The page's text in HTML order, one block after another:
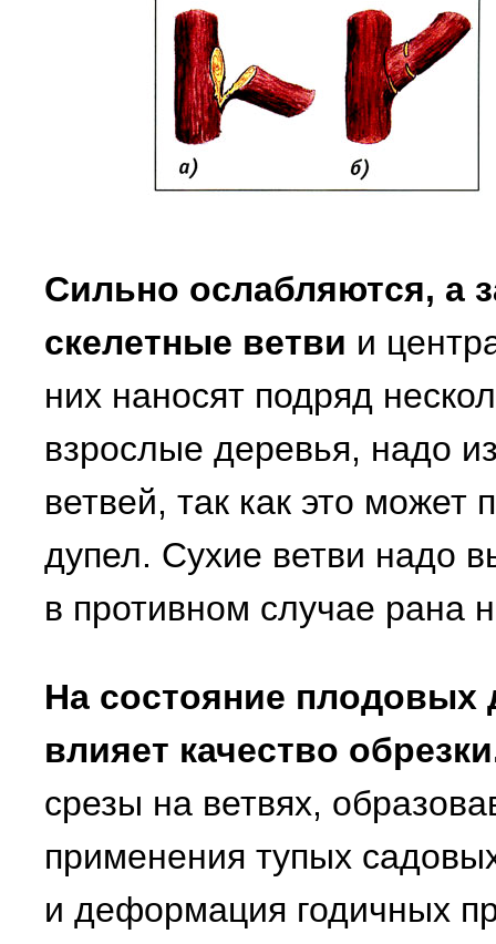
Сильно ослабляются, а
скелетные ветви и
них наносят подряд
взрослые деревья, надо
ветвей, так как это может
дупел. Сухие ветви надо
в противном случае рана
На состояние плодовых
влияет качество
срезы на ветвях,
применения тупых
и деформация годичных